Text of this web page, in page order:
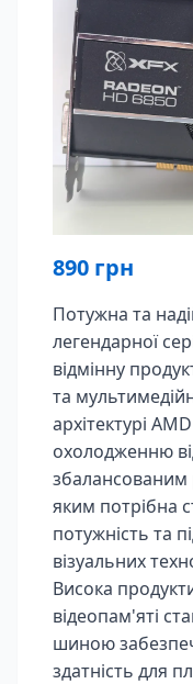
890 грн
Потужна та
легендарної
відмінну
та
архітектурі
охолодженню
збалансованим
яким потрібна
потужність та
візуальних
Висока
відеопам'яті
шиною
здатність для